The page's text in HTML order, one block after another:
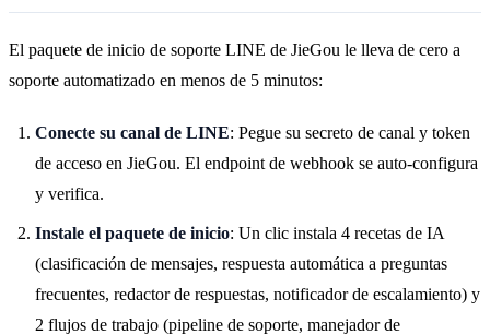
El paquete de inicio de soporte LINE de JieGou le lleva de cero a
soporte automatizado en menos de 5 minutos:
Conecte su canal de LINE: Pegue su secreto de canal y token
de acceso en JieGou. El endpoint de webhook se auto-configura
y verifica.
Instale el paquete de inicio: Un clic instala 4 recetas de IA
(clasificación de mensajes, respuesta automática a preguntas
frecuentes, redactor de respuestas, notificador de escalamiento) y
2 flujos de trabajo (pipeline de soporte, manejador de